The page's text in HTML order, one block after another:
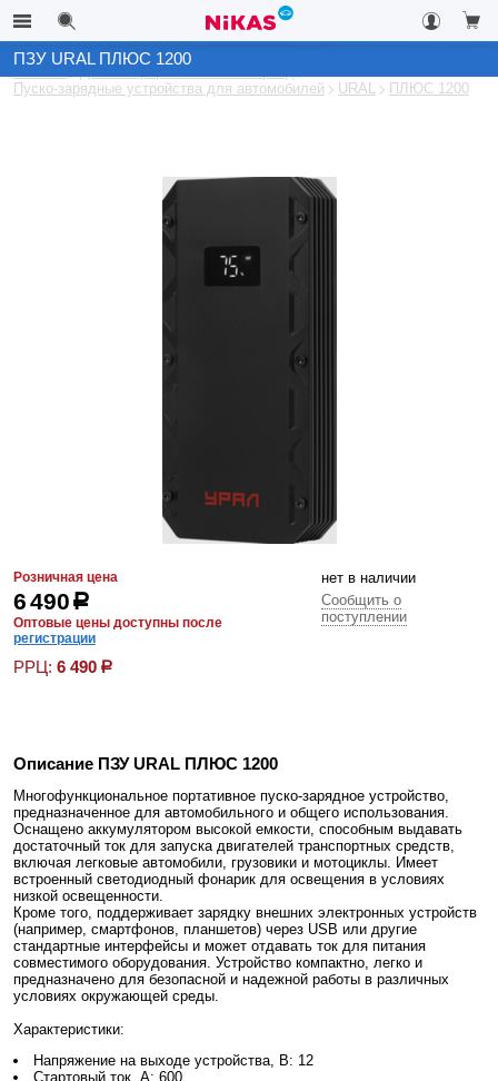
Пуско-зарядные устройства для автомобилей
URAL ПЛЮС 1200
ПЗУ URAL ПЛЮС 1200
Розничная цена
6 490р
Оптовые цены доступны после
регистрации
РРЦ: 6 490 р
нет в наличии
Сообщить о
поступлении
Описание ПЗУ URAL ПЛЮС 1200
Многофункциональное портативное пуско-зарядное устройство,
предназначенное для автомобильного и общего использования.
Оснащено аккумулятором высокой емкости, способным выдавать
достаточный ток для запуска двигателей транспортных средств,
включая легковые автомобили, грузовики и мотоциклы. Имеет
встроенный светодиодный фонарик для освещения в условиях
низкой освещенности.
Кроме того, поддерживает зарядку внешних электронных устройств
(например, смартфонов, планшетов) через USB или другие
стандартные интерфейсы и может отдавать ток для питания
совместимого оборудования. Устройство компактно, легко и
предназначено для безопасной и надежной работы в различных
условиях окружающей среды.
Характеристики:
Напряжение на выходе устройства, В: 12
Стартовый ток, А: 600